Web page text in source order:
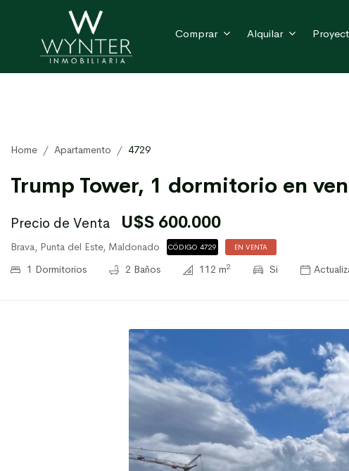
Comprar Alquilar
Home Apartamento 4729
Trump Tower, 1 dormitorio en
Precio de Venta U$S 600.000
Brava, Punta del Este, Maldonado CÓDIGO 4729 EN VENTA
1 Dormitorios 2 Baños 112 m2 Si